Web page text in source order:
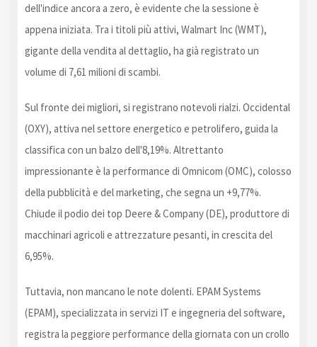
dell'indice ancora a zero, è evidente che la sessione è
appena iniziata. Tra i titoli più attivi, Walmart Inc (WMT),
gigante della vendita al dettaglio, ha già registrato un
volume di 7,61 milioni di scambi.
Sul fronte dei migliori, si registrano notevoli rialzi. Occidental
(OXY), attiva nel settore energetico e petrolifero, guida la
classifica con un balzo dell'8,19%. Altrettanto
impressionante è la performance di Omnicom (OMC), colosso
della pubblicità e del marketing, che segna un +9,77%.
Chiude il podio dei top Deere & Company (DE), produttore di
macchinari agricoli e attrezzature pesanti, in crescita del
6,95%.
Tuttavia, non mancano le note dolenti. EPAM Systems
(EPAM), specializzata in servizi IT e ingegneria del software,
registra la peggiore performance della giornata con un crollo